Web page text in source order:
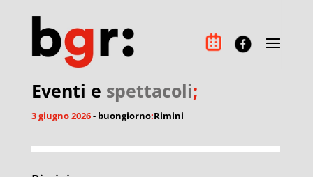
Eventi e spettacoli;
3 giugno 2026- buongiorno:Rimini